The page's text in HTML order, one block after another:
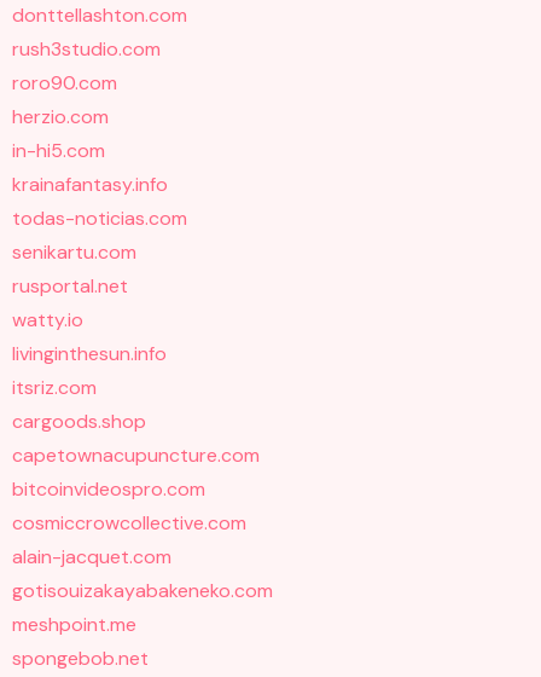
donttellashton.com
rush3studio.com
roro90.com
herzio.com
in-hi5.com
krainafantasy.info
todas-noticias.com
senikartu.com
rusportal.net
watty.io
livinginthesun.info
itsriz.com
cargoods.shop
capetownacupuncture.com
bitcoinvideospro.com
cosmiccrowcollective.com
alain-jacquet.com
gotisouizakayabakeneko.com
meshpoint.me
spongebob.net